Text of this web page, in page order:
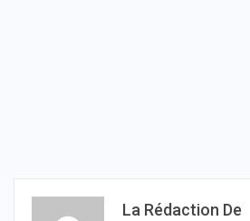
La Rédaction De